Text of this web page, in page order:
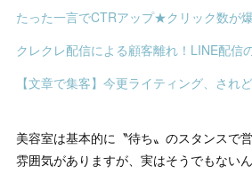
クレクレ配信による顧客離れ！LINE配信
【文章で集客】今更ライティング、され
美容室は基本的に〝待ち〟のスタンスで
雰囲気がありますが、実はそうでもない